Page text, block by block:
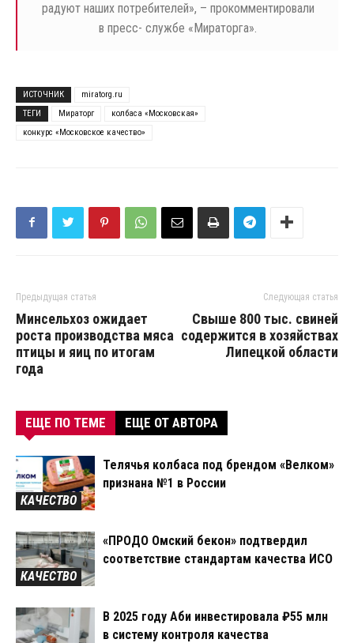
радуют наших потребителей», – прокомментировали
в пресс- службе «Мираторга».
ИСТОЧНИК
miratorg.ru
ТЕГИ
Мираторг
колбаса «Московская»
конкурс «Московское качество»
Предыдущая статья
Минсельхоз ожидает
роста производства мяса
птицы и яиц по итогам
года
Следующая статья
Свыше 800 тыс. свиней
содержится в хозяйствах
Липецкой области
ЕЩЕ ПО ТЕМЕ ЕЩЕ ОТ АВТОРА
КАЧЕСТВО
Телячья колбаса под брендом «Велком»
признана №1 в России
КАЧЕСТВО
«ПРОДО Омский бекон» подтвердил
соответствие стандартам качества ИСО
В 2025 году Аби инвестировала ₽55 млн
в систему контроля качества